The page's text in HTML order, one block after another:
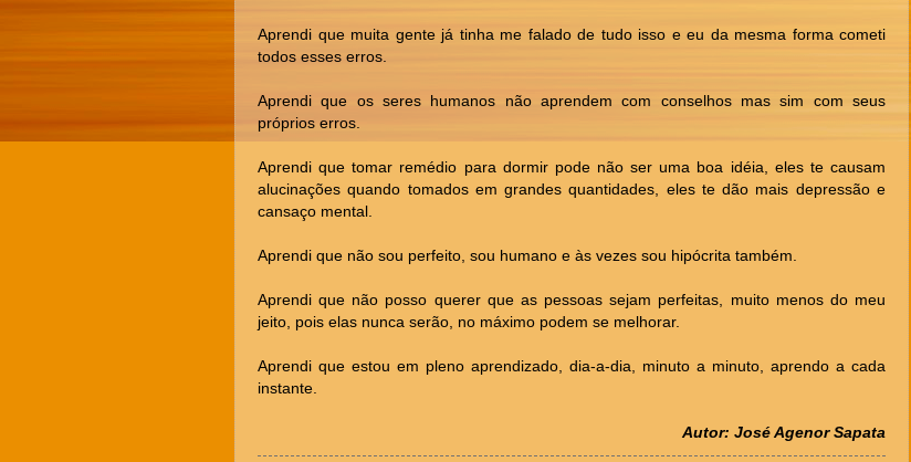
Aprendi que muita gente já tinha me falado de tudo isso e eu da mesma forma cometi
todos esses erros.
Aprendi que os seres humanos não aprendem com conselhos mas sim com seus
próprios erros.
Aprendi que tomar remédio para dormir pode não ser uma boa idéia, eles te causam
alucinações quando tomados em grandes quantidades, eles te dão mais depressão e
cansaço mental.
Aprendi que não sou perfeito, sou humano e às vezes sou hipócrita também.
Aprendi que não posso querer que as pessoas sejam perfeitas, muito menos do meu
jeito, pois elas nunca serão, no máximo podem se melhorar.
Aprendi que estou em pleno aprendizado, dia-a-dia, minuto a minuto, aprendo a cada
instante.
Autor: José Agenor Sapata